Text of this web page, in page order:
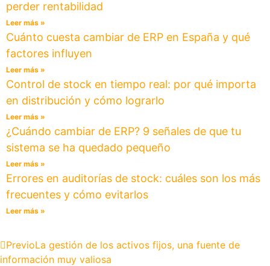
perder rentabilidad
Leer más »
Cuánto cuesta cambiar de ERP en España y qué
factores influyen
Leer más »
Control de stock en tiempo real: por qué importa
en distribución y cómo lograrlo
Leer más »
¿Cuándo cambiar de ERP? 9 señales de que tu
sistema se ha quedado pequeño
Leer más »
Errores en auditorías de stock: cuáles son los más
frecuentes y cómo evitarlos
Leer más »
PrevioLa gestión de los activos fijos, una fuente de
información muy valiosa